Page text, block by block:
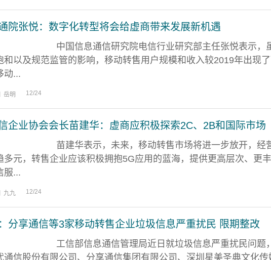
院张悦：数字化转型将会给虚商带来发展新机遇
中国信息通信研究院电信行业研究部主任张悦表示，
和以及规范监管的影响，移动转售用户规模和收入较2019年出现
动...
岳明 12/24
企业协会会长苗建华：虚商应积极探索2C、2B和国际市场
苗建华表示，未来，移动转售市场将进一步放开，经
多元，转售企业应该积极拥抱5G应用的蓝海，提供更高层次、更
服...
九九 12/24
分享通信等3家移动转售企业垃圾信息严重扰民 限期整改
工信部信息通信管理局近日就垃圾信息严重扰民问题
通信股份有限公司、分享通信集团有限公司、深圳星美圣典文化传